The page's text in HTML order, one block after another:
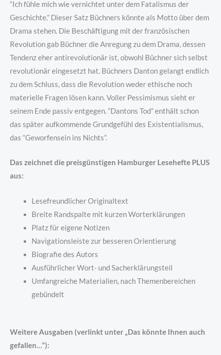
“Ich fühle mich wie vernichtet unter dem Fatalismus der
Geschichte.” Dieser Satz Büchners könnte als Motto über dem
Drama stehen. Die Beschäftigung mit der französischen
Revolution gab Büchner die Anregung zu dem Drama, dessen
Tendenz eher antirevolutionär ist, obwohl Büchner sich selbst
revolutionär eingesetzt hat. Büchners Danton gelangt endlich
zu dem Schluss, dass die Revolution weder ethische noch
materielle Fragen lösen kann. Voller Pessimismus sieht er
seinem Ende passiv entgegen. “Dantons Tod” enthält schon
das später aufkommende Grundgefühl des Existentialismus,
das “Geworfensein ins Nichts”.
Das zeichnet die preisgünstigen Hamburger Lesehefte PLUS
aus:
Lesefreundlicher Originaltext
Breite Randspalte mit kurzen Worterklärungen
Platz für eigene Notizen
Navigationsleiste zur besseren Orientierung
Biografie des Autors
Ausführlicher Wort- und Sacherklärungsteil
Umfangreiche Materialien, nach Themenbereichen
gebündelt
Weitere Ausgaben (verlinkt unter „Das könnte Ihnen auch
gefallen…“):